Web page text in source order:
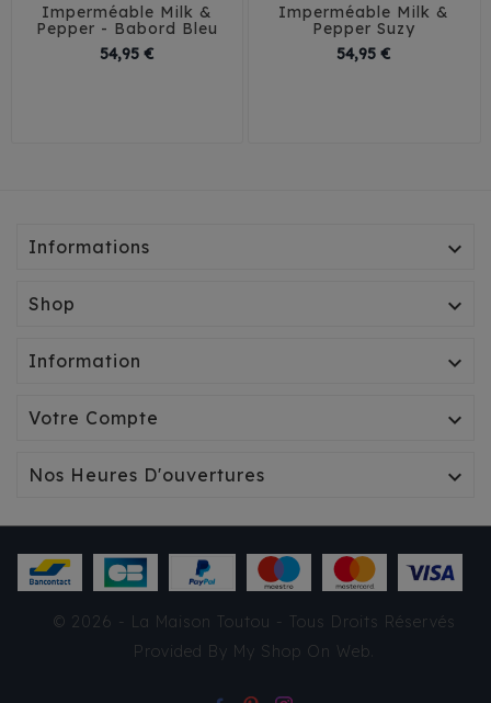
Imperméable Milk &
Pepper - Babord Bleu
54,95 €Prix
Imperméable Milk &
Pepper Suzy
54,95 €
IMPERMÉABLE CROCI -
22,60 €
Informations 
Shop 
Information 
Votre Compte 
Nos Heures D'ouvertures 
© 2026 - La Maison Toutou - Tous Droits Réservés
Provided By My Shop On Web